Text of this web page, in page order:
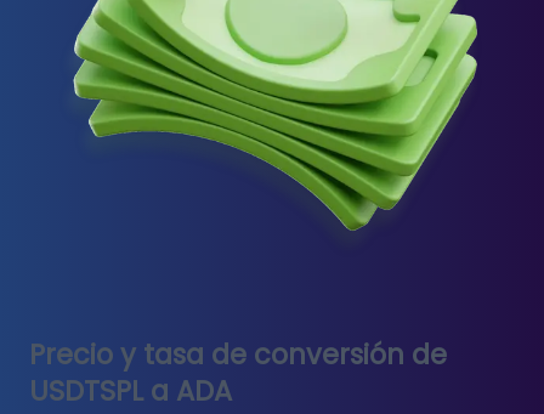
Precio y tasa de conversión de
USDTSPL a ADA